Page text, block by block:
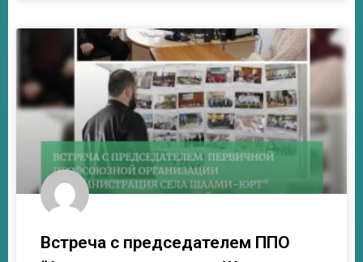
Встреча с председателем ППО